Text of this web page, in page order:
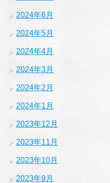
2024年6月
2024年5月
2024年4月
2024年3月
2024年2月
2024年1月
2023年12月
2023年11月
2023年10月
2023年9月